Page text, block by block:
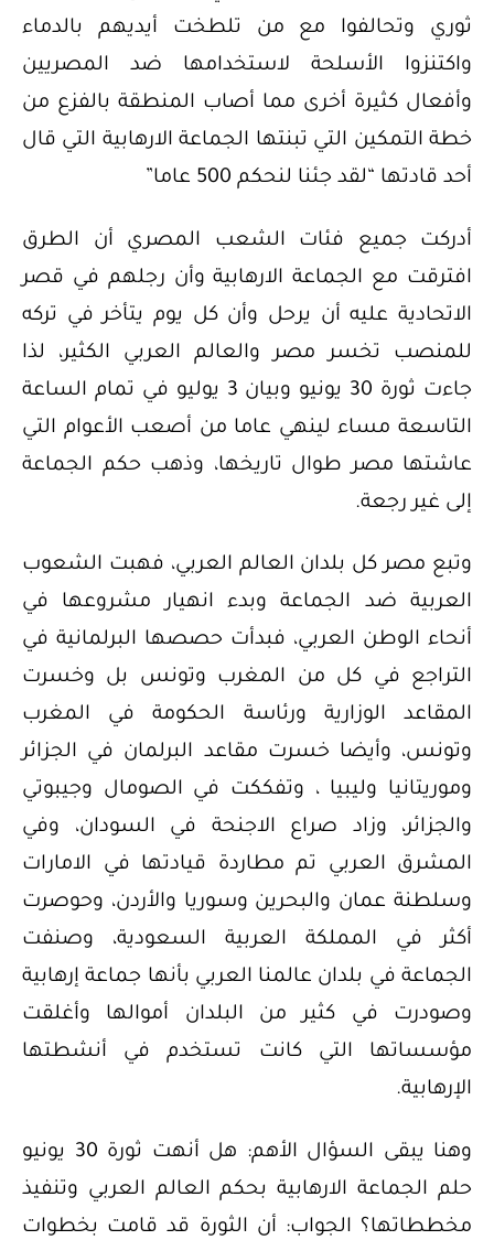
ثوري وتحالفوا مع من تلطخت أيديهم بالدماء
واكتنزوا الأسلحة لاستخدامها ضد المصريين
وأفعال كثيرة أخرى مما أصاب المنطقة بالفزع من
خطة التمكين التي تبنتها الجماعة الارهابية التي قال
أحد قادتها “لقد جئنا لنحكم 500 عاما”
أدركت جميع فئات الشعب المصري أن الطرق
افترقت مع الجماعة الارهابية وأن رجلهم في قصر
الاتحادية عليه أن يرحل وأن كل يوم يتأخر في تركه
للمنصب تخسر مصر والعالم العربي الكثير، لذا
جاءت ثورة 30 يونيو وبيان 3 يوليو في تمام الساعة
التاسعة مساء لينهي عاما من أصعب الأعوام التي
عاشتها مصر طوال تاريخها، وذهب حكم الجماعة
إلى غير رجعة.
وتبع مصر كل بلدان العالم العربي، فهبت الشعوب
العربية ضد الجماعة وبدء انهيار مشروعها في
أنحاء الوطن العربي، فبدأت حصصها البرلمانية في
التراجع في كل من المغرب وتونس بل وخسرت
المقاعد الوزارية ورئاسة الحكومة في المغرب
وتونس، وأيضا خسرت مقاعد البرلمان في الجزائر
وموريتانيا وليبيا ، وتفككت في الصومال وجيبوتي
والجزائر، وزاد صراع الاجنحة في السودان، وفي
المشرق العربي تم مطاردة قيادتها في الامارات
وسلطنة عمان والبحرين وسوريا والأردن، وحوصرت
أكثر في المملكة العربية السعودية، وصنفت
الجماعة في بلدان عالمنا العربي بأنها جماعة إرهابية
وصودرت في كثير من البلدان أموالها وأغلقت
مؤسساتها التي كانت تستخدم في أنشطتها
الإرهابية.
وهنا يبقى السؤال الأهم: هل أنهت ثورة 30 يونيو
حلم الجماعة الارهابية بحكم العالم العربي وتنفيذ
مخططاتها؟ الجواب: أن الثورة قد قامت بخطوات